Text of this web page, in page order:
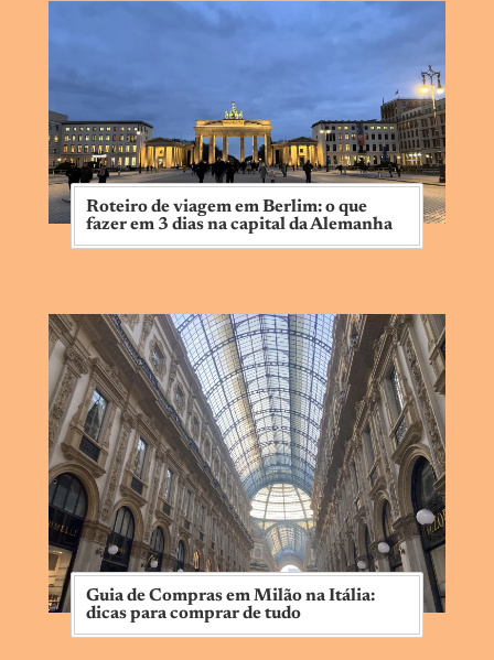
Roteiro de viagem em Berlim: o que
fazer em 3 dias na capital da Alemanha
Guia de Compras em Milão na Itália:
dicas para comprar de tudo